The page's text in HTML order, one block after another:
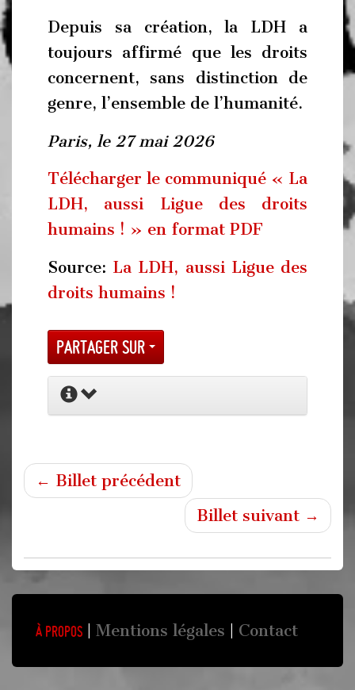
Depuis sa création, la LDH a
toujours affirmé que les droits
concernent, sans distinction de
genre, l’ensemble de l’humanité.
Paris, le 27 mai 2026
Télécharger le communiqué « La
LDH, aussi Ligue des droits
humains ! » en format PDF
Source: La LDH, aussi Ligue des
droits humains !
Partager sur
← Billet précédent
Billet suivant →
À propos Mentions légales Contact